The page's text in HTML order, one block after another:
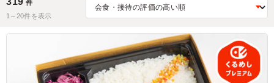
件
1～20件を表示